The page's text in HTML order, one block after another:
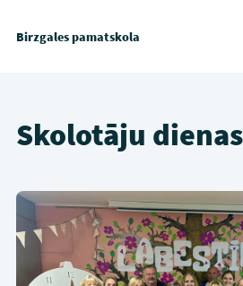
Birzgales pamatskola
Skolotāju